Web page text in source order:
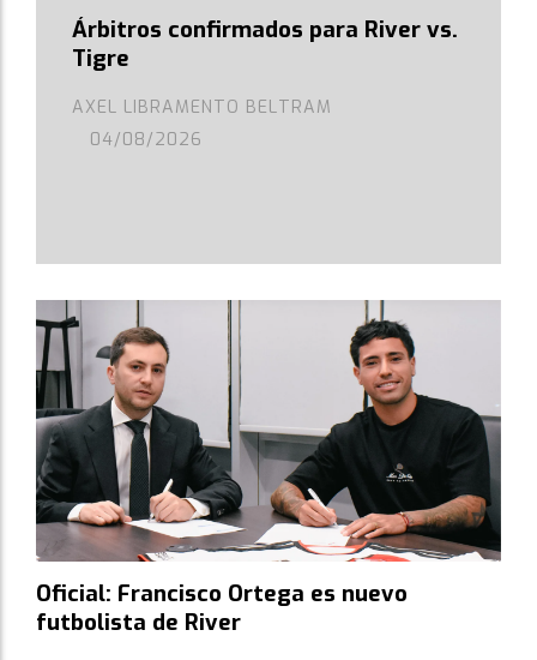
Árbitros confirmados para River vs.
Tigre
AXEL LIBRAMENTO BELTRAM
04/08/2026
Oficial: Francisco Ortega es nuevo
futbolista de River